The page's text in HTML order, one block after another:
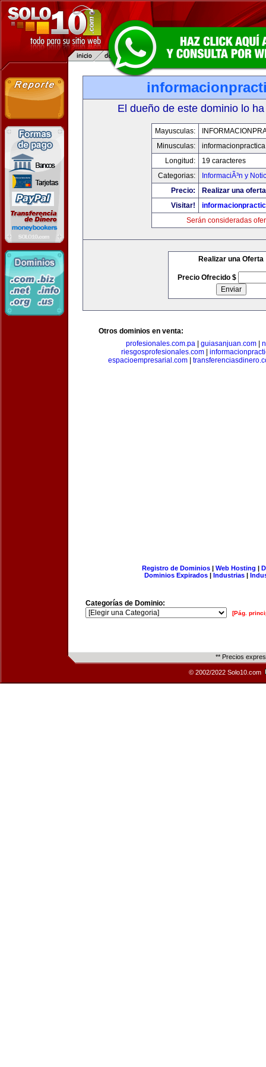
El dueño de este dominio lo
Mayusculas:
Minusculas:
Longitud:
19 caracteres
Categorias:
InformaciÃ³n y
Precio:
Realizar una
Visitar!
Serán consideradas
Realizar una Oferta
Precio Ofrecido $
Otros dominios en venta:
profesionales.com.pa
guiasanjuan.com
riesgosprofesionales.com
espacioempresarial.com
Registro de Dominios| Web Hosting |
Dominios Expirados | Industrias |
Categorías de Dominio:
[Pág.
** Precios
© 2002/2022 Solo10.com